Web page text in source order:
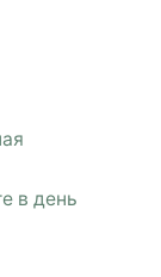
в день